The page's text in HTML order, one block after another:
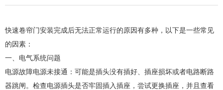
快速卷帘门安装完成后无法正常运行的原因有多种，以下是一些常见
的因素：
一、电气系统问题
电源故障电源未接通：可能是插头没有插好、插座损坏或者电路断路
器跳闸。检查电源插头是否牢固插入插座，尝试更换插座，并且查看